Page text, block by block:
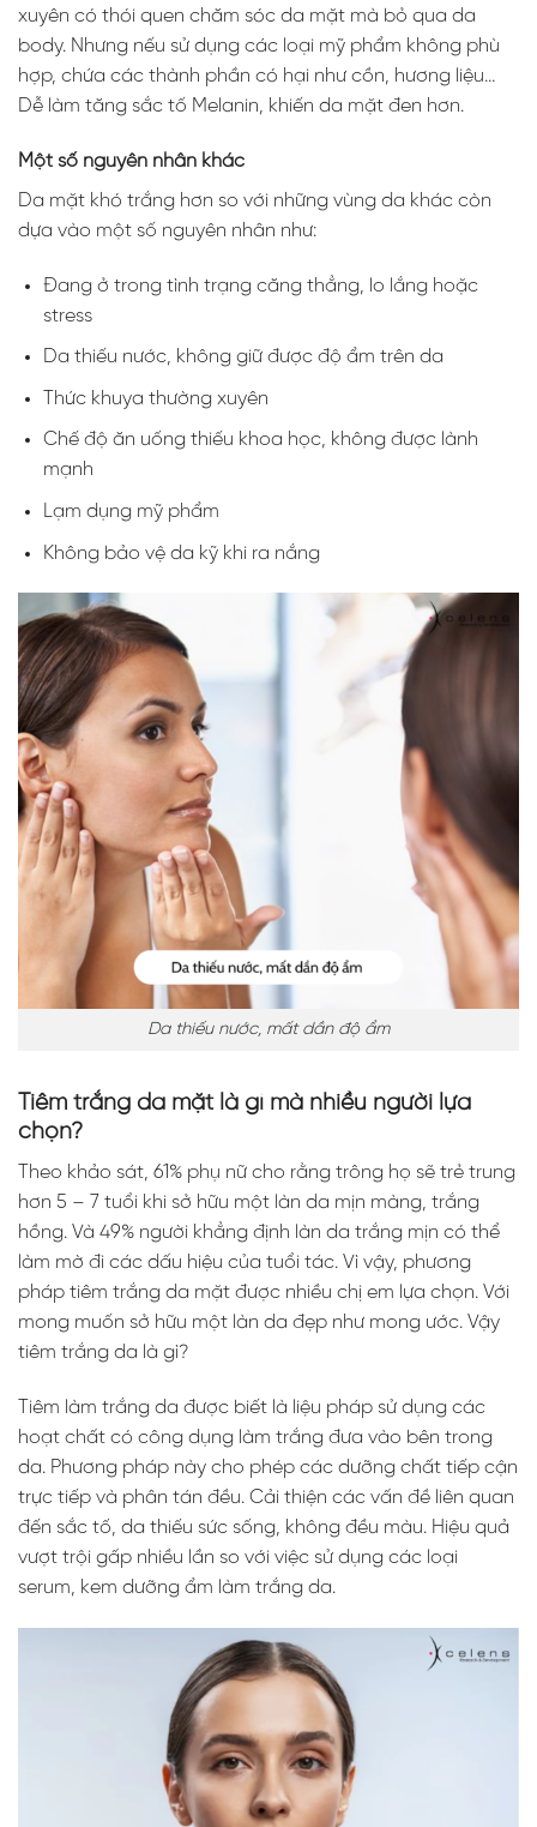
xuyên có thói quen chăm sóc da mặt mà bỏ qua da
body. Nhưng nếu sử dụng các loại mỹ phẩm không phù
hợp, chứa các thành phần có hại như cồn, hương liệu…
Dễ làm tăng sắc tố Melanin, khiến da mặt đen hơn.
Một số nguyên nhân khác
Da mặt khó trắng hơn so với những vùng da khác còn
dựa vào một số nguyên nhân như:
Đang ở trong tình trạng căng thẳng, lo lắng hoặc
stress
Da thiếu nước, không giữ được độ ẩm trên da
Thức khuya thường xuyên
Chế độ ăn uống thiếu khoa học, không được lành
mạnh
Lạm dụng mỹ phẩm
Không bảo vệ da kỹ khi ra nắng
Da thiếu nước, mất dần độ ẩm
Tiêm trắng da mặt là gì mà nhiều người lựa
chọn?
Theo khảo sát, 61% phụ nữ cho rằng trông họ sẽ trẻ trung
hơn 5 – 7 tuổi khi sở hữu một làn da mịn màng, trắng
hồng. Và 49% người khẳng định làn da trắng mịn có thể
làm mờ đi các dấu hiệu của tuổi tác. Vì vậy, phương
pháp tiêm trắng da mặt được nhiều chị em lựa chọn. Với
mong muốn sở hữu một làn da đẹp như mong ước. Vậy
tiêm trắng da là gì?
Tiêm làm trắng da được biết là liệu pháp sử dụng các
hoạt chất có công dụng làm trắng đưa vào bên trong
da. Phương pháp này cho phép các dưỡng chất tiếp cận
trực tiếp và phân tán đều. Cải thiện các vấn đề liên quan
đến sắc tố, da thiếu sức sống, không đều màu. Hiệu quả
vượt trội gấp nhiều lần so với việc sử dụng các loại
serum, kem dưỡng ẩm làm trắng da.